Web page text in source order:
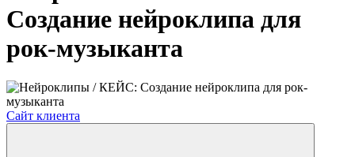
Создание нейроклипа для
рок-музыканта
Сайт клиента